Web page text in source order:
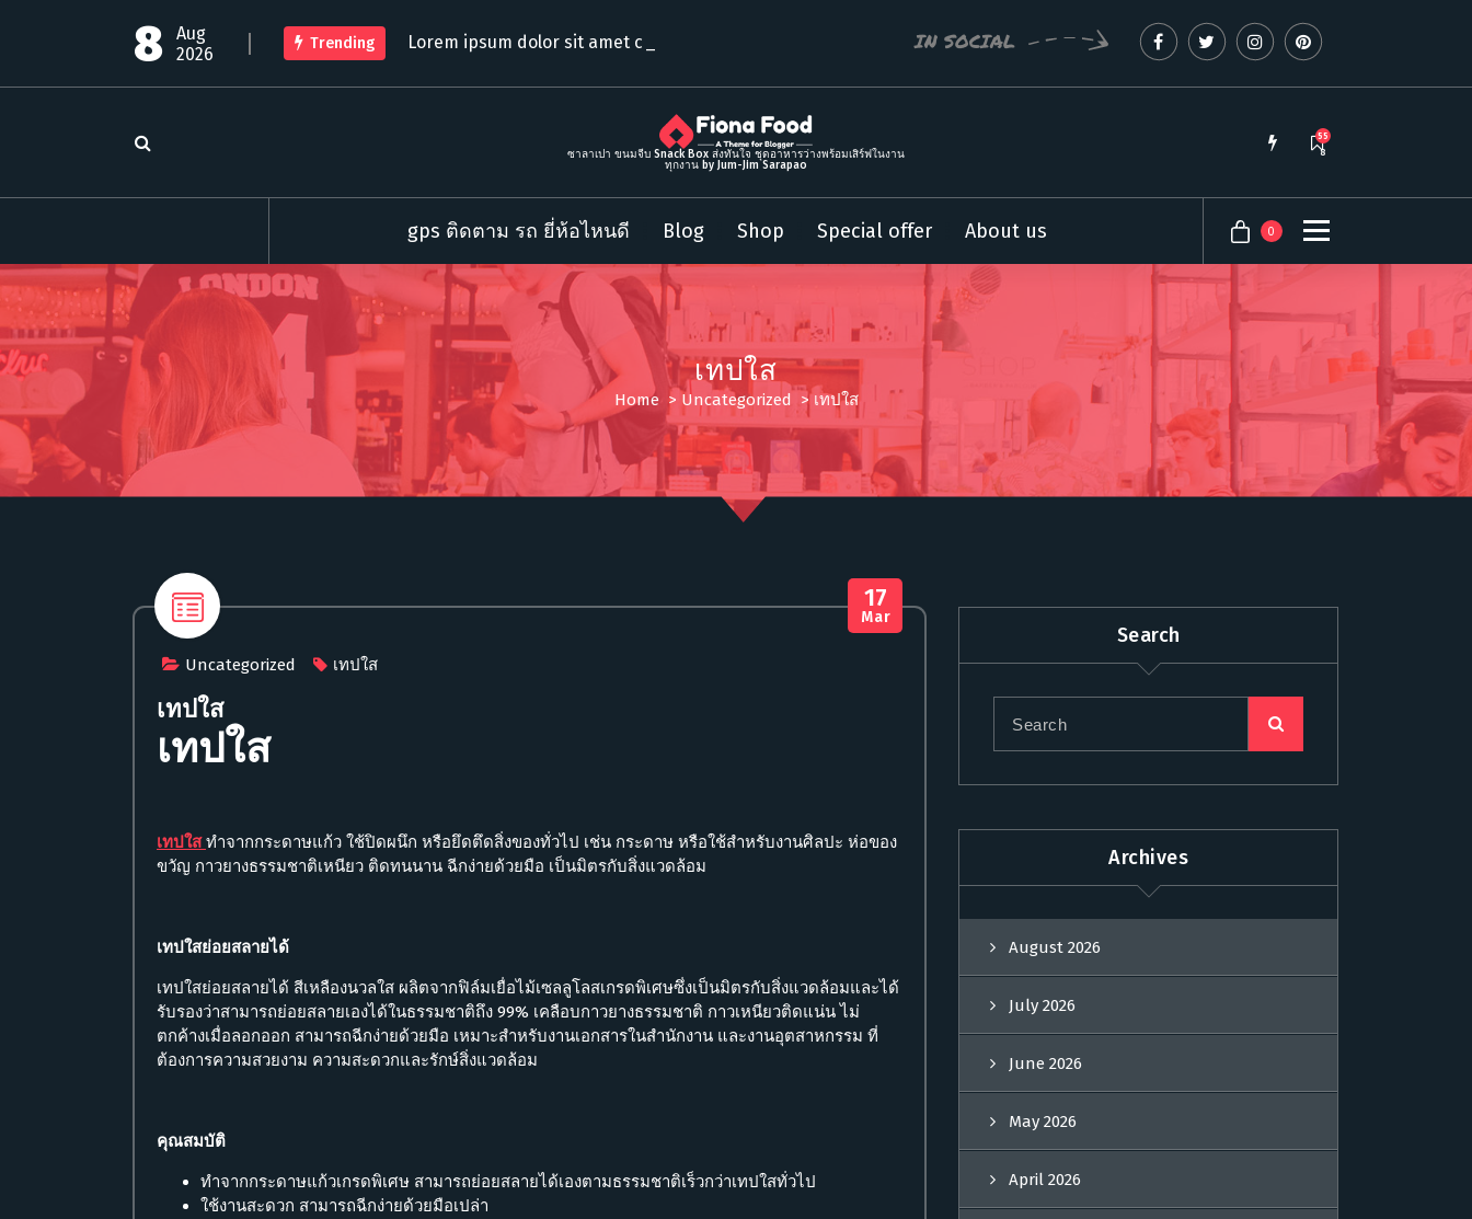
p
n
n
8
Aug
2026
Trending Lorem ipsum dolor sit amet consect IN SOCIAL
ซาลาเปา ขนมจีบ Snack Box ส่งทันใจ ชุดอาหารว่างพร้อมเสิร์ฟในงาน
ทุกงาน by Jum-Jim Sarapao
55
8
gps ติดตาม รถ ยี่ห้อไหนดี Blog Shop Special offer About us 0
เทปใส
Home > Uncategorized >เทปใส
Uncategorized เทปใส
17
Mar
เทปใส
เทปใส
เทปใสทำจากกระดาษแก้ว ใช้ปิดผนึก หรือยึดตึดสิ่งของทั่วไป เช่น กระดาษ หรือใช้สำหรับงานศิลปะ ห่อของ
ขวัญ กาวยางธรรมชาติเหนียว ติดทนนาน ฉีกง่ายด้วยมือ เป็นมิตรกับสิ่งแวดล้อม
เทปใสย่อยสลายได้
เทปใสย่อยสลายได้ สีเหลืองนวลใส ผลิตจากฟิล์มเยื่อไม้เซลลูโลสเกรดพิเศษซึ่งเป็นมิตรกับสิ่งแวดล้อมและได้
รับรองว่าสามารถย่อยสลายเองได้ในธรรมชาติถึง 99% เคลือบกาวยางธรรมชาติ กาวเหนียวติดแน่น ไม่
ตกค้างเมื่อลอกออก สามารถฉีกง่ายด้วยมือ เหมาะสําหรับงานเอกสารในสํานักงาน และงานอุตสาหกรรม ที่
ต้องการความสวยงาม ความสะดวกและรักษ์สิ่งแวดล้อม
คุณสมบัติ
ทําจากกระดาษแก้วเกรดพิเศษ สามารถย่อยสลายได้เองตามธรรมชาติเร็วกว่าเทปใสทั่วไป
ใช้งานสะดวก สามารถฉีกง่ายด้วยมือเปล่า
Search
Archives
August 2026
July 2026
June 2026
May 2026
April 2026